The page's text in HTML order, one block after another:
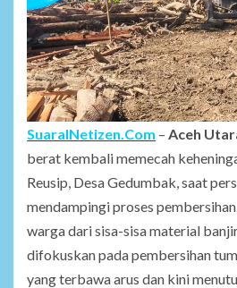
SuaraINetizen.Com – Aceh
berat kembali memecah
Reusip, Desa Gedumbak, saat
mendampingi proses
warga dari sisa-sisa material
difokuskan pada pembersihan
yang terbawa arus dan kini